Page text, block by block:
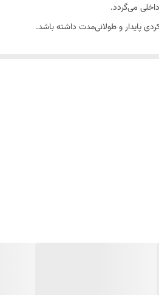
می‌گردد.
پایدار و طولانی‌مدت داشته باشد.